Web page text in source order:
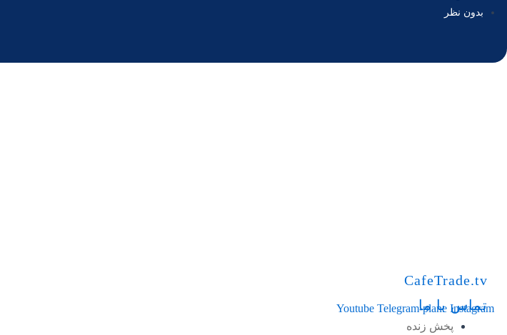
بدون نظر
CafeTrade.tv
تماس با ما
Youtube Telegram-plane Instagram
پخش زنده